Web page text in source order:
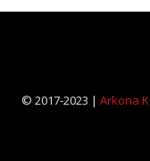
© 2017-2023 | Arkona